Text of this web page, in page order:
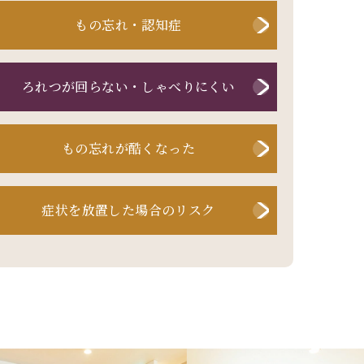
もの忘れ・認知症
ろれつが回らない・ しゃべりにくい
もの忘れが酷くなった
症状を放置した場合のリスク